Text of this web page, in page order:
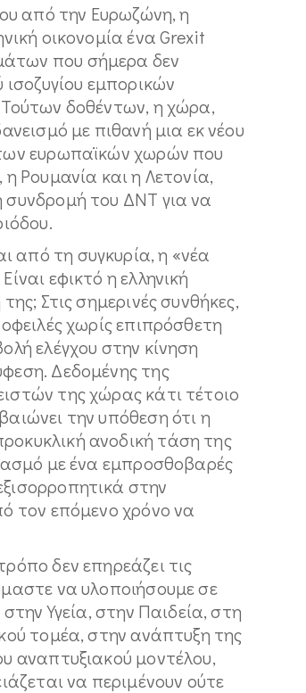
από την Ευρωζώνη, η
οικονομία ένα Grexit
που σήμερα δεν
εμπορικών
δοθέντων, η χώρα,
με πιθανή μια εκ νέου
ευρωπαϊκών χωρών που
Ρουμανία και η Λετονία,
συνδρομή του ΔΝΤ για να
τη συγκυρία, η «νέα
εφικτό η ελληνική
Στις σημερινές συνθήκες,
χωρίς επιπρόσθετη
ελέγχου στην κίνηση
Δεδομένης της
της χώρας κάτι τέτοιο
την υπόθεση ότι η
ανοδική τάση της
με ένα εμπροσθοβαρές
στην
τον επόμενο χρόνο να
δεν επηρεάζει τις
να υλοποιήσουμε σε
Υγεία, στην Παιδεία, στη
τομέα, στην ανάπτυξη της
αναπτυξιακού μοντέλου,
να περιμένουν ούτε